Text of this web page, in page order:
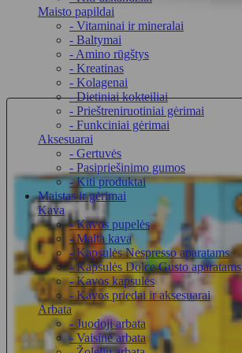
Maisto papildai
- Vitaminai ir mineralai
- Baltymai
- Amino rūgštys
- Kreatinas
- Kolagenai
- Dietiniai kokteiliai
- Prieštreniruotiniai gėrimai
- Funkciniai gėrimai
Aksesuarai
- Gertuvės
- Pasipriešinimo gumos
- Kiti produktai
Maistas ir gėrimai
Kava
- Kavos pupelės
- Malta kava
- Kapsulės Nespresso aparatams
- Kapsulės Dolce Gusto aparatams
- Kavos kapsulės
- Kavos priedai ir aksesuarai
Arbata
- Juodoji arbata
- Vaisinė arbata